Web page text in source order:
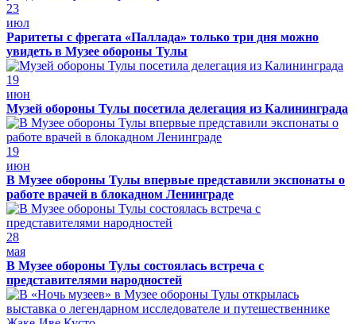
23
июл
Раритеты с фрегата «Паллада» только три дня можно
увидеть в Музее обороны Тулы
19
июн
Музей обороны Тулы посетила делегация из Калининграда
19
июн
В Музее обороны Тулы впервые представили экспонаты о
работе врачей в блокадном Ленинграде
28
мая
В Музее обороны Тулы состоялась встреча с
представителями народностей